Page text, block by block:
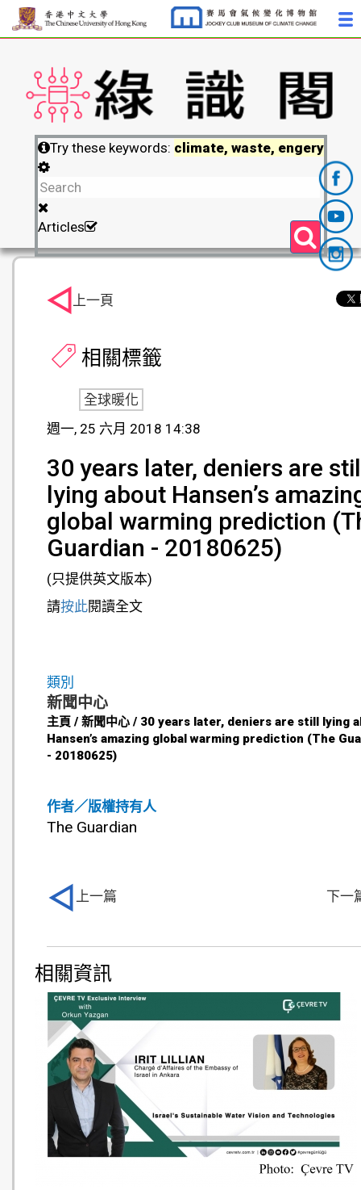
Try these keywords: climate, waste, engery
Articles
作者／版權持有人
The Guardian
週一, 25 六月 2018 14:38
30 years later, deniers are
lying about Hansen’s
global warming prediction
Guardian - 20180625)
(只提供英文版本)
請按此閱讀全文
類別
新聞中心
主頁 / 新聞中心 / 30 years later, deniers are still lying
Hansen’s amazing global warming prediction (The
- 20180625)
相關標籤
全球暖化
相關資訊
上一篇 下一
上一頁